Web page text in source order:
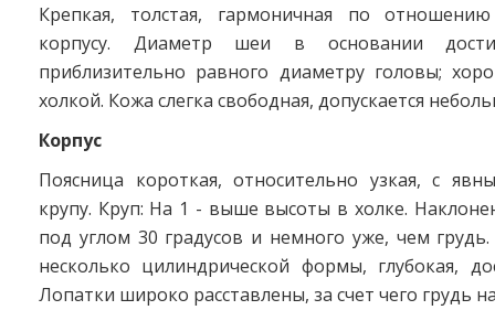
Крепкая, толстая, гармоничная по
корпусу. Диаметр шеи в основании
приблизительно равного диаметру головы;
холкой. Кожа слегка свободная, допускается
Корпус
Поясница короткая, относительно узкая, с
крупу. Круп: На 1 - выше высоты в холке.
под углом 30 градусов и немного уже, чем грудь.
несколько цилиндрической формы, глубокая,
Лопатки широко расставлены, за счет чего грудь